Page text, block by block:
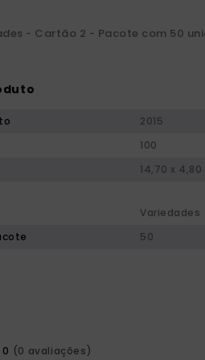
- Cartão 2 - Pacote com 50
2015
100
14,70 x 4,80
Variedades
50
(0 avaliações)